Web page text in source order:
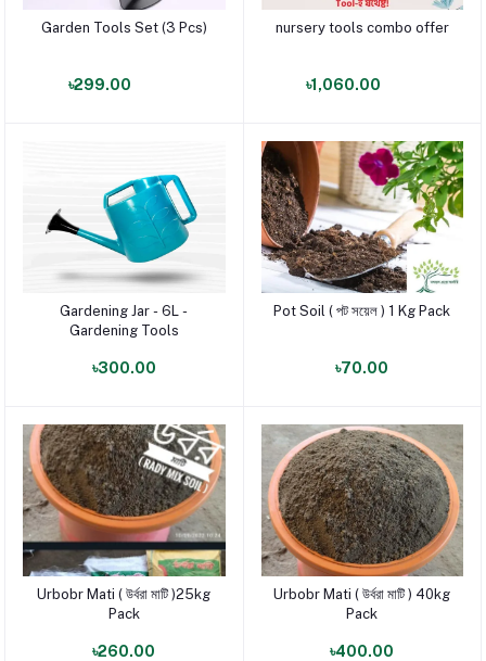
পণ্য যোগ করুন
Garden Tools Set (3 Pcs)
৳299.00
পণ্য যোগ করুন
nursery tools combo offer
৳1,060.00
পণ্য যোগ করুন
Gardening Jar - 6L -
Gardening Tools
৳300.00
পণ্য যোগ করুনPot Soil ( পট সয়েল ) 1 Kg Pack
৳70.00
পণ্য যোগ করুন
Urbobr Mati ( উর্বরা মাটি )25kg
Pack
৳260.00
পণ্য যোগ করুন
Urbobr Mati ( উর্বরা মাটি ) 40kg
Pack
৳400.00